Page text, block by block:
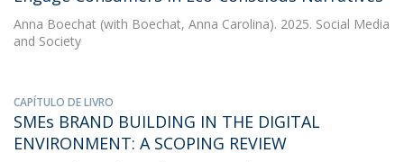
Anna Boechat (with Boechat, Anna Carolina). 2025. Social Media
and Society
CAPÍTULO DE LIVRO
SMEs BRAND BUILDING IN THE DIGITAL
ENVIRONMENT: A SCOPING REVIEW